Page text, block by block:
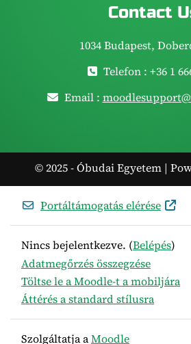
Contact
1034 Budapest,
Telefon : +36 1
Email :
© 2025 - Óbudai Egyetem |
Portáltámogatás elérése
Nincs bejelentkezve. (Belépés)
Adatmegőrzés összegzése
Töltse le a Moodle-t a mobiljára
Áttérés a standard stílusra
Szolgáltatja aMoodle